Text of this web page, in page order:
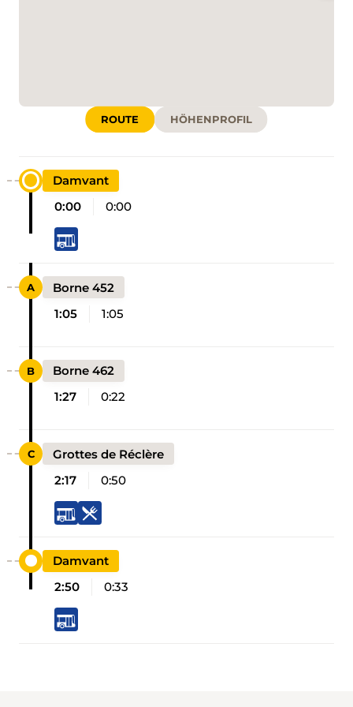
ROUTE HÖHENPROFIL
Damvant
0:00
0:00
Borne 452
1:05
1:05
Borne 462
1:27
0:22
Grottes de Réclère
2:17
0:50
Damvant
2:50
0:33